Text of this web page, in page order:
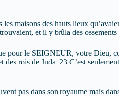
les maisons des hauts lieux
et il y brûla des
pour le SEIGNEUR, votre Dieu,
des rois de Juda. 23 C’est
pas dans son royaume mais